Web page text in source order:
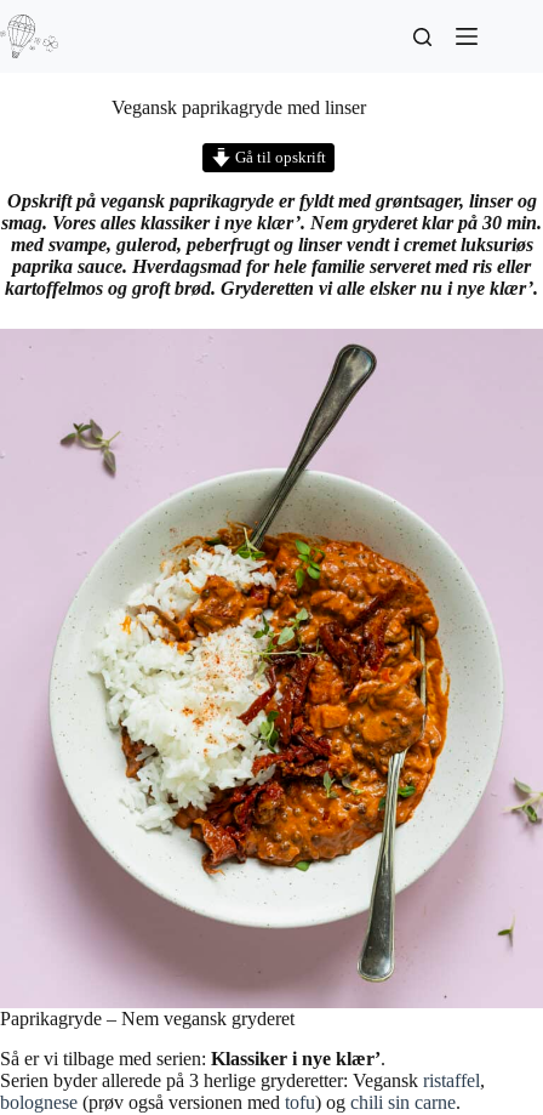
Vegansk paprikagryde med linser
Gå til opskrift
Opskrift på vegansk paprikagryde er fyldt med grøntsager, linser og
smag. Vores alles klassiker i nye klær’. Nem gryderet klar på 30 min.
med svampe, gulerod, peberfrugt og linser vendt i cremet luksuriøs
paprika sauce. Hverdagsmad for hele familie serveret med ris eller
kartoffelmos og groft brød. Gryderetten vi alle elsker nu i nye klær’.
Paprikagryde – Nem vegansk gryderet
Så er vi tilbage med serien: Klassiker i nye klær’.
Serien byder allerede på 3 herlige gryderetter: Vegansk ristaffel,
bolognese (prøv også versionen med tofu) og chili sin carne.